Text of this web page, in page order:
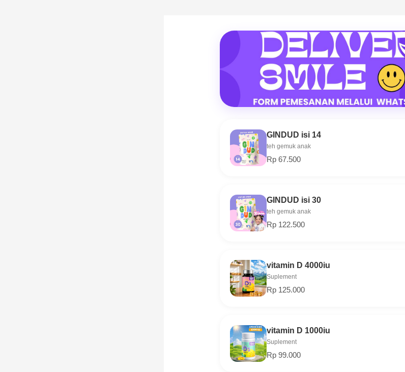
GINDUD isi 14
teh gemuk anak
Rp 67.500
GINDUD isi 30
teh gemuk anak
Rp 122.500
vitamin D 4000iu
Suplement
Rp 125.000
vitamin D 1000iu
Suplement
Rp 99.000